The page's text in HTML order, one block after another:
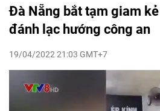
Đà Nẵng bắt tạm giam
đánh lạc hướng công an
19/04/2022 21:03 GMT+7